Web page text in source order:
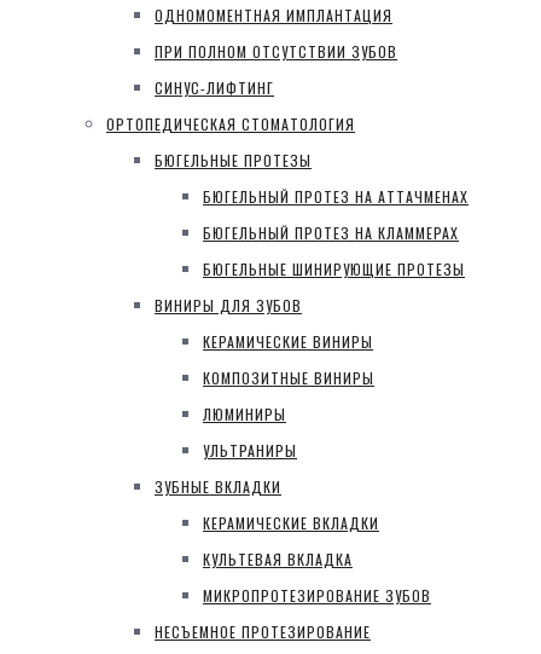
ОДНОМОМЕНТНАЯ ИМПЛАНТАЦИЯ
ПРИ ПОЛНОМ ОТСУТСТВИИ ЗУБОВ
СИНУС-ЛИФТИНГ
ОРТОПЕДИЧЕСКАЯ СТОМАТОЛОГИЯ
БЮГЕЛЬНЫЕ ПРОТЕЗЫ
БЮГЕЛЬНЫЙ ПРОТЕЗ НА АТТАЧМЕНАХ
БЮГЕЛЬНЫЙ ПРОТЕЗ НА КЛАММЕРАХ
БЮГЕЛЬНЫЕ ШИНИРУЮЩИЕ ПРОТЕЗЫ
ВИНИРЫ ДЛЯ ЗУБОВ
КЕРАМИЧЕСКИЕ ВИНИРЫ
КОМПОЗИТНЫЕ ВИНИРЫ
ЛЮМИНИРЫ
УЛЬТРАНИРЫ
ЗУБНЫЕ ВКЛАДКИ
КЕРАМИЧЕСКИЕ ВКЛАДКИ
КУЛЬТЕВАЯ ВКЛАДКА
МИКРОПРОТЕЗИРОВАНИЕ ЗУБОВ
НЕСЪЕМНОЕ ПРОТЕЗИРОВАНИЕ